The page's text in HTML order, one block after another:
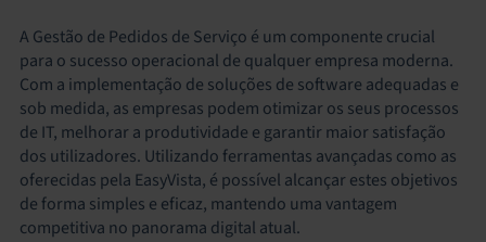
A Gestão de Pedidos de Serviço é um componente crucial
para o sucesso operacional de qualquer empresa moderna.
Com a implementação de soluções de software adequadas e
sob medida, as empresas podem otimizar os seus processos
de IT, melhorar a produtividade e garantir maior satisfação
dos utilizadores. Utilizando ferramentas avançadas como as
oferecidas pela EasyVista, é possível alcançar estes objetivos
de forma simples e eficaz, mantendo uma vantagem
competitiva no panorama digital atual.